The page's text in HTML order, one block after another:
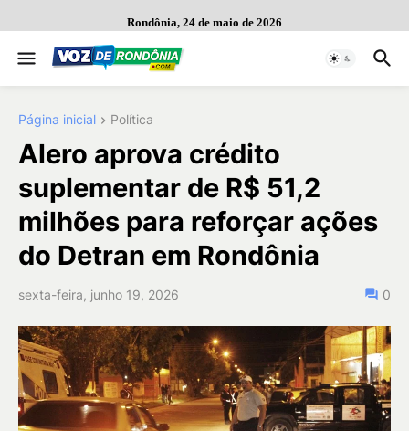
Rondônia, 24 de maio de 2026
Página inicial Política
Alero aprova crédito
suplementar de R$ 51,2
milhões para reforçar ações
do Detran em Rondônia
sexta-feira, junho 19, 2026 0